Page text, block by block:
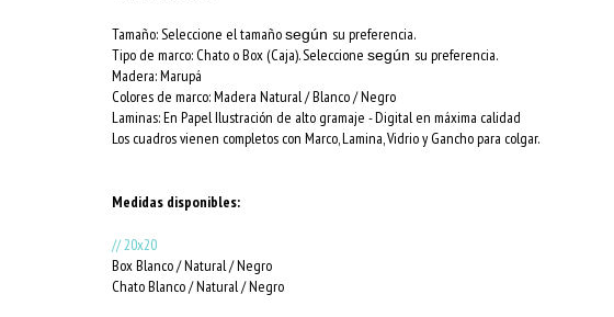
Tamaño: Seleccione el tamañosegún su preferencia.
Tipo de marco: Chato o Box (Caja). Seleccione según su preferencia.
Madera: Marupá
Colores de marco:Madera Natural / Blanco / Negro
Laminas: En Papel Ilustración de alto gramaje - Digital en máxima calidad
Los cuadros vienen completos con Marco, Lamina, Vidrio y Gancho para colgar.
Medidas disponibles:
// 20x20
Box Blanco / Natural / Negro
Chato Blanco / Natural / Negro